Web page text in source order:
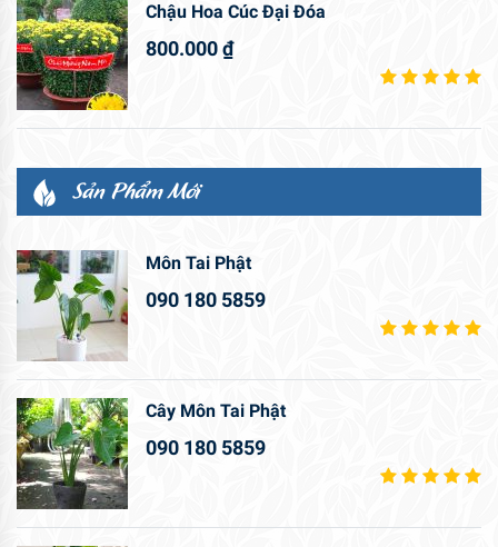
Chậu Hoa Cúc Đại Đóa
800.000₫
Sản Phẩm Mới
Môn Tai Phật
090 180 5859
Cây Môn Tai Phật
090 180 5859